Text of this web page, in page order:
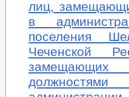
лиц,
в
поселения
Чеченской